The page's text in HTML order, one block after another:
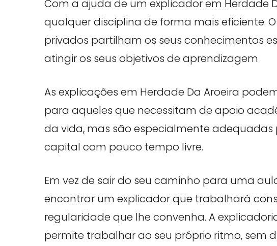
Com a ajuda de um explicador em Herdade
qualquer disciplina de forma mais eficiente.
privados partilham os seus conhecimentos
atingir os seus objetivos de aprendizagem
As explicações em Herdade Da Aroeira
para aqueles que necessitam de apoio
da vida, mas são especialmente
capital com pouco tempo livre.
Em vez de sair do seu caminho para uma
encontrar um explicador que trabalhará
regularidade que lhe convenha. A
permite trabalhar ao seu próprio ritmo, sem